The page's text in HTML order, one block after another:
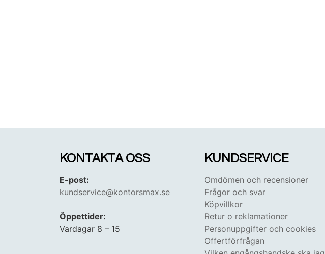
KONTAKTA OSS
E-post:
kundservice@kontorsmax.se
Öppettider:
Vardagar 8 – 15
KUNDSERVICE
Omdömen och recensioner
Frågor och svar
Köpvillkor
Retur o reklamationer
Personuppgifter och cookies
Offertförfrågan